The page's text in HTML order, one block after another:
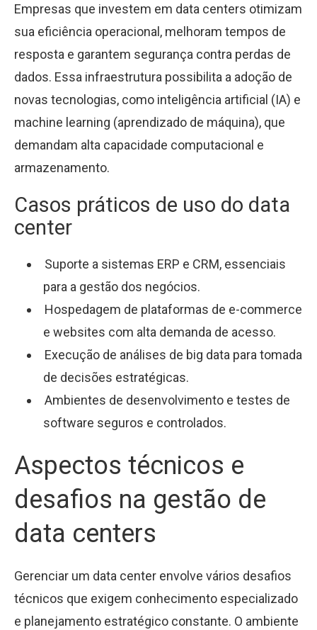
Empresas que investem em data centers otimizam
sua eficiência operacional, melhoram tempos de
resposta e garantem segurança contra perdas de
dados. Essa infraestrutura possibilita a adoção de
novas tecnologias, como inteligência artificial (IA) e
machine learning (aprendizado de máquina), que
demandam alta capacidade computacional e
armazenamento.
Casos práticos de uso do data
center
Suporte a sistemas ERP e CRM, essenciais
para a gestão dos negócios.
Hospedagem de plataformas de e-commerce
e websites com alta demanda de acesso.
Execução de análises de big data para tomada
de decisões estratégicas.
Ambientes de desenvolvimento e testes de
software seguros e controlados.
Aspectos técnicos e
desafios na gestão de
data centers
Gerenciar um data center envolve vários desafios
técnicos que exigem conhecimento especializado
e planejamento estratégico constante. O ambiente